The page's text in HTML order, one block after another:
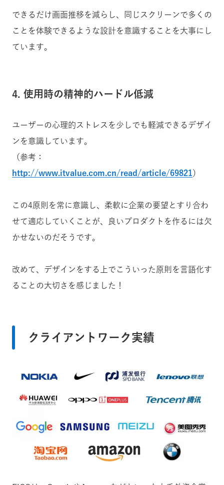
できるだけ画面推移を減らし、同じスクリーンで多くの
ことを体験できるような設計を意識することを大事にし
ています。
4. 使用時の精神的ハードル低減
ユーザーの心理的ストレスを少しでも軽減できるデザイ
ンを意識しています。
（参考：
http://www.itvalue.com.cn/read/article/69821 ）
この4原則を常に意識し、柔軟に企業の要望とすり合わ
せて適応していくことが、良いプロダクトを作るには欠
かせないのだそうです。
改めて、デザインをする上でこういった原則を言語化す
ることの大切さを感じました！
クライアントワーク実績